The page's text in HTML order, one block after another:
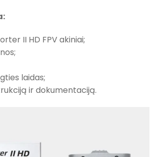
II HD FPV akiniai;
laidas;
ir dokumentaciją.